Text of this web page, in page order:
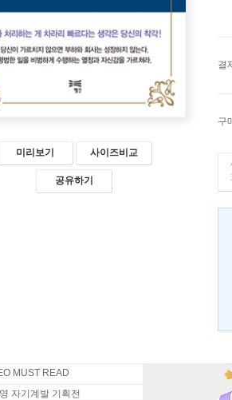
미리보기 사이즈비교
공유하기
결
구
MUST READ
자기계발 기획전